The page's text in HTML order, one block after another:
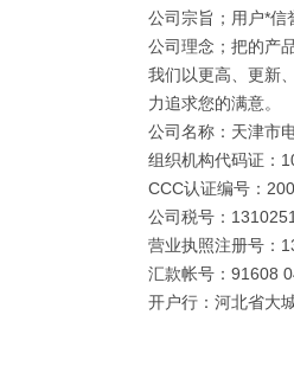
公司宗旨；用户*信
公司理念；把的产
我们以更高、更新
力追求您的满意。
公司名称：天津市
组织机构代码证：
CCC认证编号：
公司税号：
营业执照注册号：
汇款帐号：91608
开户行：河北省大